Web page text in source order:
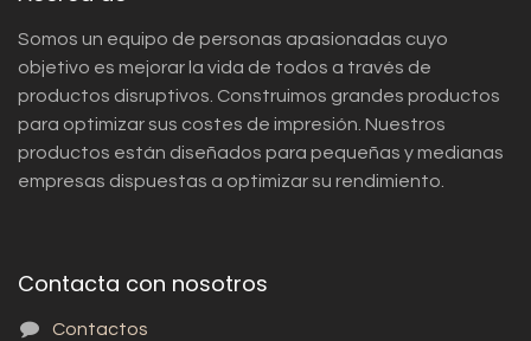
Somos un equipo de personas apasionadas cuyo
objetivo es mejorar la vida de todos a través de
productos disruptivos. Construimos grandes productos
para optimizar sus costes de impresión. Nuestros
productos están diseñados para pequeñas y medianas
empresas dispuestas a optimizar su rendimiento.
Contacta con nosotros
Contactos